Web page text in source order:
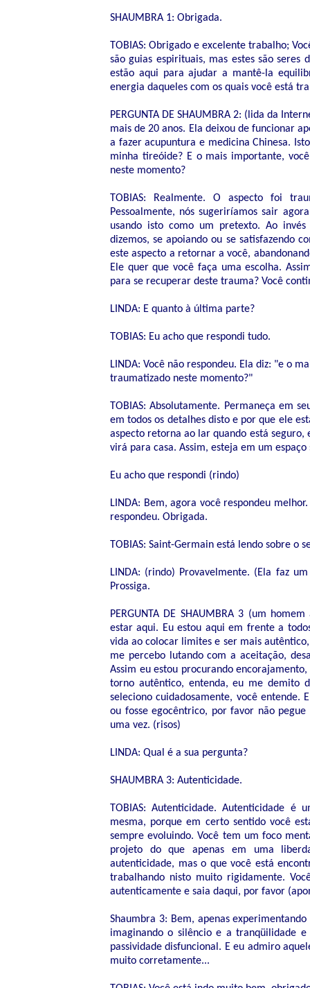
SHAUMBRA 1: Obrigada.
TOBIAS: Obrigado e excelente trabalho;
são guias espirituais, mas estes são
estão aqui para ajudar a mantê-la
energia daqueles com os quais você está
PERGUNTA DE SHAUMBRA 2: (lida da
mais de 20 anos. Ela deixou de funcionar
a fazer acupuntura e medicina Chinesa.
minha tireóide? E o mais importante,
neste momento?
TOBIAS: Realmente. O aspecto foi
Pessoalmente, nós sugeriríamos sair
usando isto como um pretexto. Ao
dizemos, se apoiando ou se satisfazendo
este aspecto a retornar a você,
Ele quer que você faça uma escolha.
para se recuperar deste trauma? Você
LINDA: E quanto à última parte?
TOBIAS: Eu acho que respondi tudo.
LINDA: Você não respondeu. Ela diz: "e o
traumatizado neste momento?"
TOBIAS: Absolutamente. Permaneça em
em todos os detalhes disto e por que ele
aspecto retorna ao lar quando está
virá para casa. Assim, esteja em um
Eu acho que respondi (rindo)
LINDA: Bem, agora você respondeu
respondeu. Obrigada.
TOBIAS: Saint-Germain está lendo sobre o
LINDA: (rindo) Provavelmente. (Ela faz
Prossiga.
PERGUNTA DE SHAUMBRA 3 (um
estar aqui. Eu estou aqui em frente a
vida ao colocar limites e ser mais
me percebo lutando com a aceitação,
Assim eu estou procurando
torno autêntico, entenda, eu me demito
seleciono cuidadosamente, você entende.
ou fosse egocêntrico, por favor não
uma vez. (risos)
LINDA: Qual é a sua pergunta?
SHAUMBRA 3: Autenticidade.
TOBIAS: Autenticidade. Autenticidade
mesma, porque em certo sentido você
sempre evoluindo. Você tem um foco
projeto do que apenas em uma
autenticidade, mas o que você está
trabalhando nisto muito rigidamente.
autenticamente e saia daqui, por favor
Shaumbra 3: Bem, apenas
imaginando o silêncio e a tranqüilidade
passividade disfuncional. E eu admiro
muito corretamente...